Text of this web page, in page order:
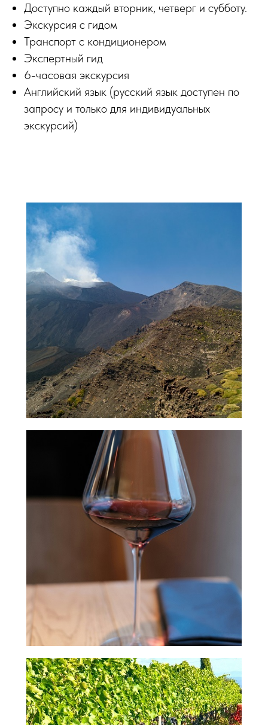
Доступно каждый вторник, четверг и субботу.
Экскурсия с гидом
Транспорт с кондиционером
Экспертный гид
6-часовая экскурсия
Английский язык (русский язык доступен по
запросу и только для индивидуальных
экскурсий)